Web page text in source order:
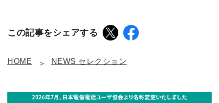
この記事をシェアする
HOME NEWS セレクション